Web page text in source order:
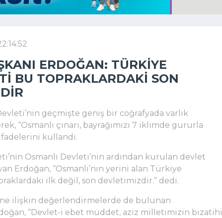
ERDOĞAN: TÜRKIYE
BU TOPRAKLARDAKI SON
geçmişte geniş bir coğrafyada varlık
“Osmanlı çınarı, bayrağımızı 7 iklimde gururla
ifadelerini kullandı.
Osmanlı Devleti’nin ardından kurulan devlet
Erdoğan, “Osmanlı’nın yerini alan Türkiye
ilk değil, son devletimizdir.” dedi.
ilişkin değerlendirmelerde de bulunan
“Devlet-i ebet müddet, aziz milletimizin bizatihi